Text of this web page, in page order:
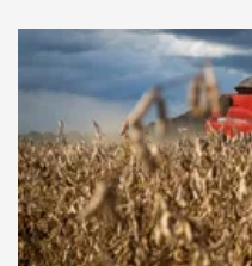
R$ 145.000
Consultar